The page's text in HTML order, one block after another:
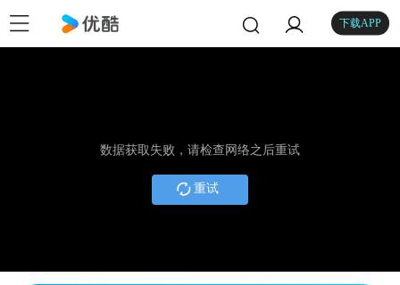
下载APP
数据获取失败，请检查网络之后重试
重试